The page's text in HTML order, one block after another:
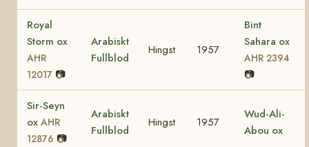
Royal
Storm ox
AHR
12017 📷
Arabiskt
Fullblod
Hingst 1957
Bint
Sahara ox
AHR 2394
📷
Sir-Seyn
ox AHR
12876 📷
Arabiskt
Fullblod
Hingst 1957
Wud-Ali-
Abou ox